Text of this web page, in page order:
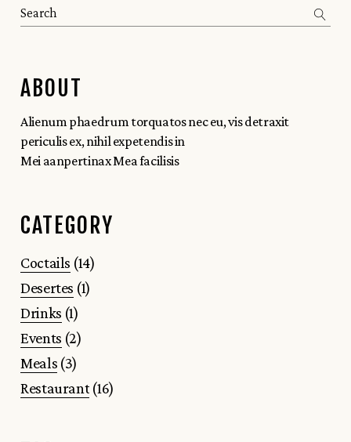
ABOUT
Alienum phaedrum torquatos nec eu, vis detraxit
periculis ex, nihil expetendis in
Mei aanpertinax Mea facilisis
CATEGORY
Coctails (14)
Desertes (1)
Drinks (1)
Events (2)
Meals (3)
Restaurant (16)